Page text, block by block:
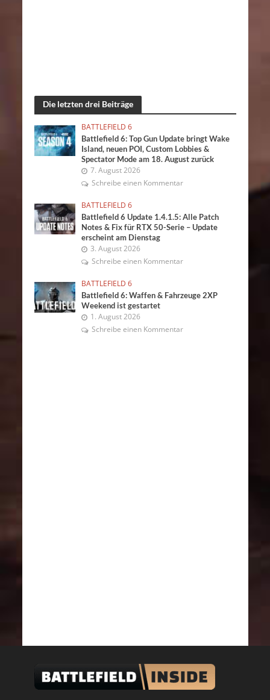
Die letzten drei Beiträge
BATTLEFIELD 6
Battlefield 6: Top Gun Update bringt Wake
Island, neuen POI, Custom Lobbies &
Spectator Mode am 18. August zurück
7. August 2026
Schreibe einen Kommentar
BATTLEFIELD 6
Battlefield 6 Update 1.4.1.5: Alle Patch
Notes & Fix für RTX 50-Serie – Update
erscheint am Dienstag
3. August 2026
Schreibe einen Kommentar
BATTLEFIELD 6
Battlefield 6: Waffen & Fahrzeuge 2XP
Weekend ist gestartet
1. August 2026
Schreibe einen Kommentar